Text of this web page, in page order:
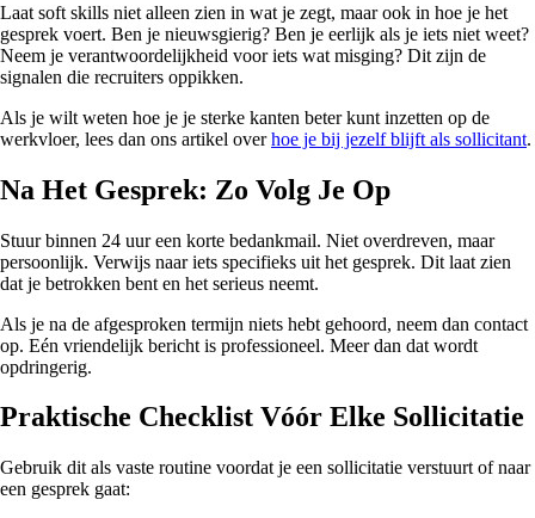
Laat soft skills niet alleen zien in wat je zegt, maar ook in hoe je het
gesprek voert. Ben je nieuwsgierig? Ben je eerlijk als je iets niet weet?
Neem je verantwoordelijkheid voor iets wat misging? Dit zijn de
signalen die recruiters oppikken.
Als je wilt weten hoe je je sterke kanten beter kunt inzetten op de
werkvloer, lees dan ons artikel overhoe je bij jezelf blijft als sollicitant.
Na Het Gesprek: Zo Volg Je Op
Stuur binnen 24 uur een korte bedankmail. Niet overdreven, maar
persoonlijk. Verwijs naar iets specifieks uit het gesprek. Dit laat zien
dat je betrokken bent en het serieus neemt.
Als je na de afgesproken termijn niets hebt gehoord, neem dan contact
op. Eén vriendelijk bericht is professioneel. Meer dan dat wordt
opdringerig.
Praktische Checklist Vóór Elke Sollicitatie
Gebruik dit als vaste routine voordat je een sollicitatie verstuurt of naar
een gesprek gaat: